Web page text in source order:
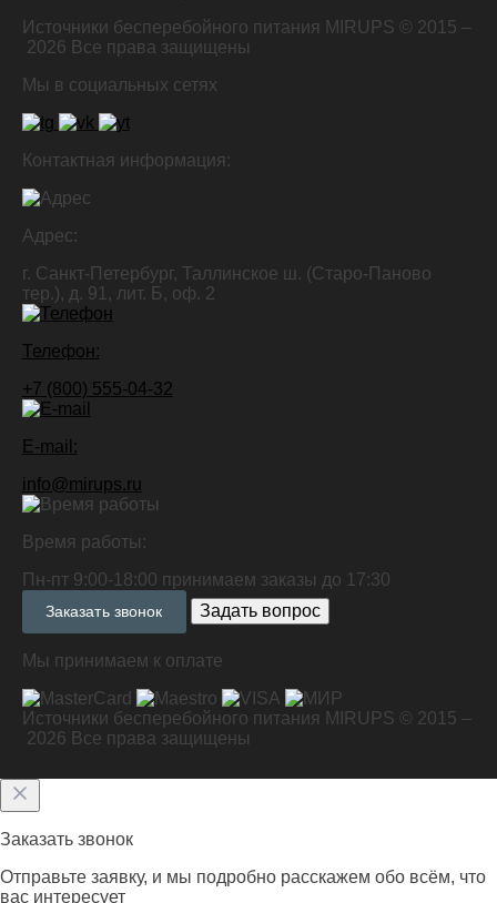
Источники бесперебойного питания MIRUPS © 2015 –
2026 Все права защищены
Мы в социальных сетях
Контактная информация:
Адрес:
г. Санкт-Петербург, Таллинское ш. (Старо-Паново
тер.), д. 91, лит. Б, оф. 2
Телефон:
+7 (800) 555-04-32
E-mail:
info@mirups.ru
Время работы:
Пн-пт 9:00-18:00 принимаем заказы до 17:30
Заказать звонок Задать вопрос
Мы принимаем к оплате
Источники бесперебойного питания MIRUPS © 2015 –
2026 Все права защищены
Заказать звонок
Отправьте заявку, и мы подробно расскажем обо всём, что
вас интересует